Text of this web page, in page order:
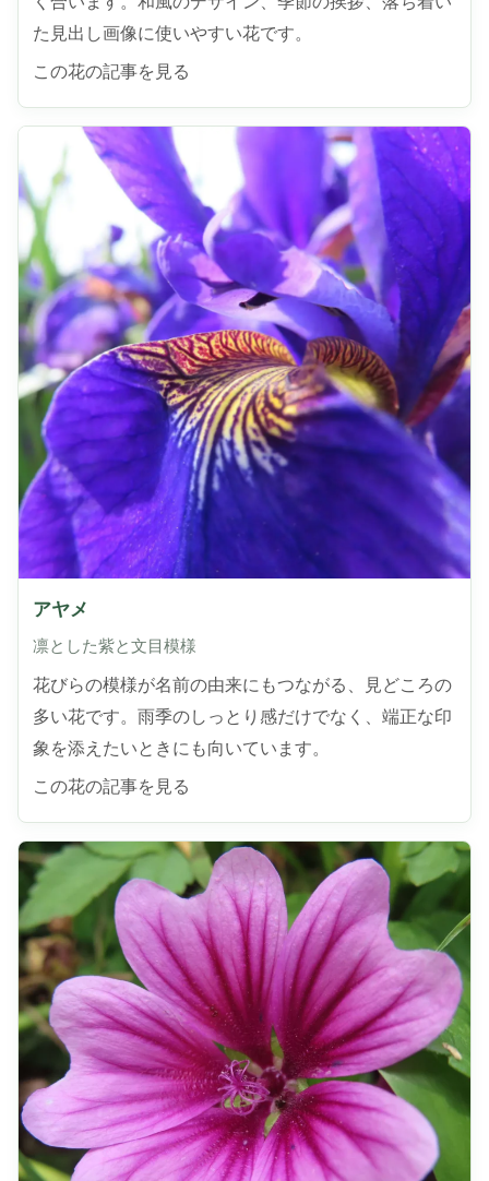
た見出し画像に使いやすい花です。
この花の記事を見る
アヤメ
凛とした紫と文目模様
花びらの模様が名前の由来にもつながる、見どころの
多い花です。雨季のしっとり感だけでなく、端正な印
象を添えたいときにも向いています。
この花の記事を見る